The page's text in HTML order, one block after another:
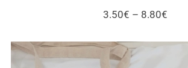
3.50€ – 8.80€Price